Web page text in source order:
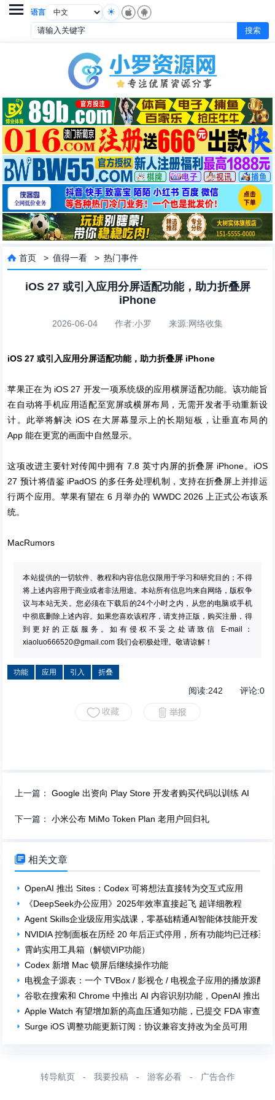
语言

 首页 >值得一看 >热门事件
iOS 27 或引入应用分屏适配功能，助力折叠屏
iPhone
2026-06-04 作者:小罗 来源:网络收集
iOS 27 或引入应用分屏适配功能，助力折叠屏 iPhone
苹果正在为 iOS 27 开发一项系统级的应用横屏适配功能。该功能旨
在自动将手机应用适配至宽屏或横屏布局，无需开发者手动重新设
计。此举将解决 iOS 在大屏幕显示上的长期短板，让垂直布局的
App 能在更宽的画面中自然显示。
这项改进主要针对传闻中拥有 7.8 英寸内屏的折叠屏 iPhone。iOS
27 预计将借鉴 iPadOS 的多任务处理机制，支持在折叠屏上并排运
行两个应用。苹果有望在 6 月举办的 WWDC 2026 上正式公布该系
统。
MacRumors
本站提供的一切软件、教程和内容信息仅限用于学习和研究目的；不得
将上述内容用于商业或者非法用途。本站所有信息均来自网络，版权争
议与本站无关。您必须在下载后的24个小时之内，从您的电脑或手机
中彻底删除上述内容。如果您喜欢该程序，请支持正版，购买注册，得
到更好的正版服务。如有侵权不妥之处请致信 E-mail：
xiaoluo666520@gmail.com 我们会积极处理。敬请谅解！
功能 应用 引入 折叠
阅读:242 评论:0
上一篇：Google 出资向 Play Store 开发者购买代码以训练 AI
下一篇：小米公布 MiMo Token Plan 老用户回归礼
 相关文章
OpenAI 推出 Sites：Codex 可将想法直接转为交互式应用
《DeepSeek办公应用》2025年效率直接起飞 超详细教程
Agent Skills企业级应用实战课，零基础精通AI智能体技能开发
NVIDIA 控制面板在历经 20 年后正式停用，所有功能均已迁移至
霄屿实用工具箱（解锁VIP功能）
Codex 新增 Mac 锁屏后继续操作功能
电视盒子源表：一个 TVBox / 影视仓 / 电视盒子应用的播放源配
谷歌在搜索和 Chrome 中推出 AI 内容识别功能，OpenAI 推出 AI
Apple Watch 有望增加新的高血压通知功能，已提交 FDA 审查
Surge iOS 调整功能更新订阅：协议兼容支持改为全员可用
转导航页 - 我要投稿 - 游客必看 - 广告合作